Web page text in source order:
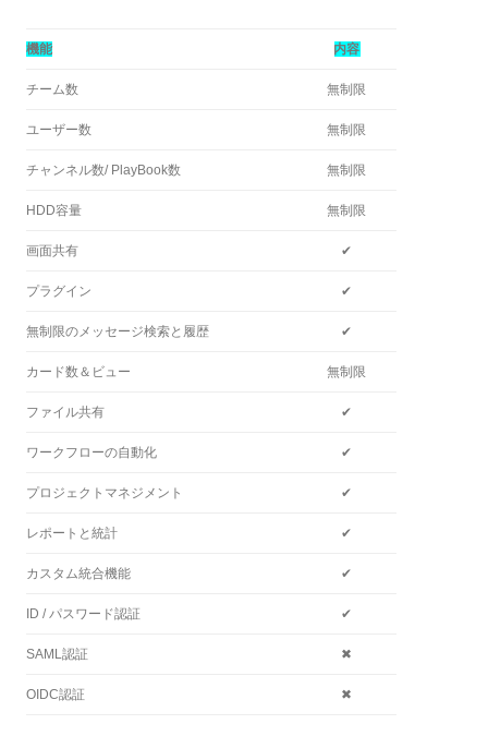
機能 内容
チーム数 無制限
ユーザー数 無制限
チャンネル数/ PlayBook数 無制限
HDD容量 無制限
画面共有 ✔
プラグイン ✔
無制限のメッセージ検索と履歴 ✔
カード数＆ビュー 無制限
ファイル共有 ✔
ワークフローの自動化 ✔
プロジェクトマネジメント ✔
レポートと統計 ✔
カスタム統合機能 ✔
ID / パスワード認証 ✔
SAML認証 ✖
OIDC認証 ✖